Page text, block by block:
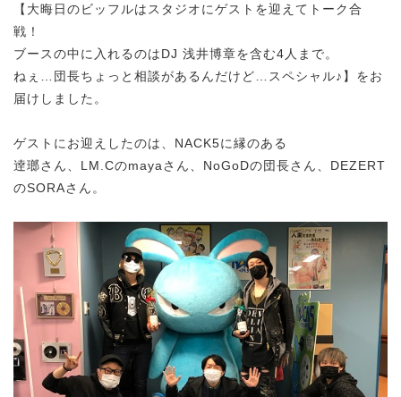
【大晦日のビッフルはスタジオにゲストを迎えてトーク合
戦！
ブースの中に入れるのはDJ 浅井博章を含む4人まで。
ねぇ…団長ちょっと相談があるんだけど…スペシャル♪】をお
届けしました。
ゲストにお迎えしたのは、NACK5に縁のある
逹瑯さん、LM.Cのmayaさん、NoGoDの団長さん、DEZERT
のSORAさん。